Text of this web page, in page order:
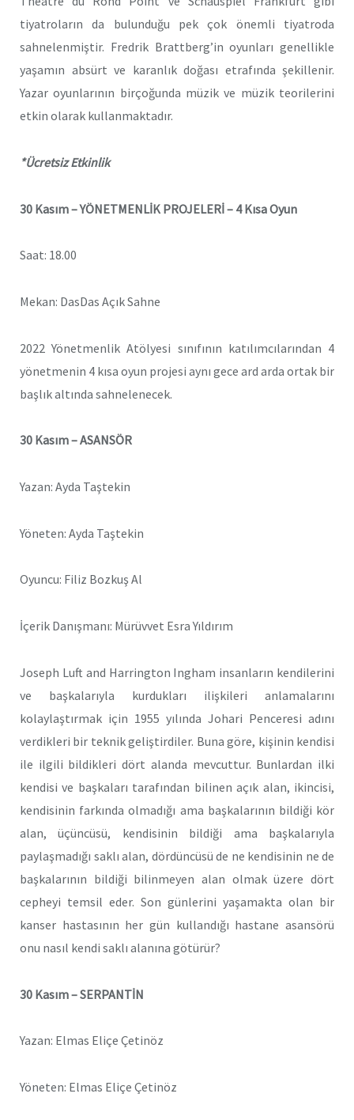
tiyatroların da bulunduğu pek çok önemli tiyatroda
sahnelenmiştir. Fredrik Brattberg’in oyunları genellikle
yaşamın absürt ve karanlık doğası etrafında şekillenir.
Yazar oyunlarının birçoğunda müzik ve müzik teorilerini
etkin olarak kullanmaktadır.
*Ücretsiz Etkinlik
30 Kasım –YÖNETMENLİK PROJELERİ – 4 Kısa Oyun
Saat: 18.00
Mekan: DasDas Açık Sahne
2022 Yönetmenlik Atölyesi sınıfının katılımcılarından 4
yönetmenin 4 kısa oyun projesi aynı gece ard arda ortak bir
başlık altında sahnelenecek.
30 Kasım – ASANSÖR
Yazan: Ayda Taştekin
Yöneten: Ayda Taştekin
Oyuncu: Filiz Bozkuş Al
İçerik Danışmanı: Mürüvvet Esra Yıldırım
Joseph Luft and Harrington Ingham insanların kendilerini
ve başkalarıyla kurdukları ilişkileri
anlamalarını
kolaylaştırmak için 1955 yılında Johari Penceresi adını
verdikleri bir teknikgeliştirdiler. Buna göre, kişinin kendisi
ile ilgili bildikleri dört alanda mevcuttur. Bunlardan ilki
kendisi ve başkaları tarafından bilinen açık alan, ikincisi,
kendisinin farkında olmadığı ama başkalarının bildiği kör
alan, üçüncüsü, kendisinin bildiği ama başkalarıyla
paylaşmadığı saklı alan, dördüncüsü de ne kendisinin ne de
başkalarının bildiği bilinmeyen alan olmak üzere dört
cepheyi temsil eder. Son günlerini yaşamakta olan bir
kanser hastasının her gün kullandığı hastane asansörü
onu nasıl kendi saklı alanına götürür?
30 Kasım – SERPANTİN
Yazan: Elmas Eliçe Çetinöz
Yöneten: Elmas Eliçe Çetinöz